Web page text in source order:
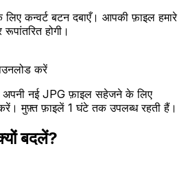
कन्वर्ट बटन दबाएँ। आपकी फ़ाइल हमारे
रूपांतरित होगी।
करें
अपनी नई JPG फ़ाइल सहेजने के लिए
मुफ़्त फ़ाइलें 1 घंटे तक उपलब्ध रहती हैं।
बदलें?